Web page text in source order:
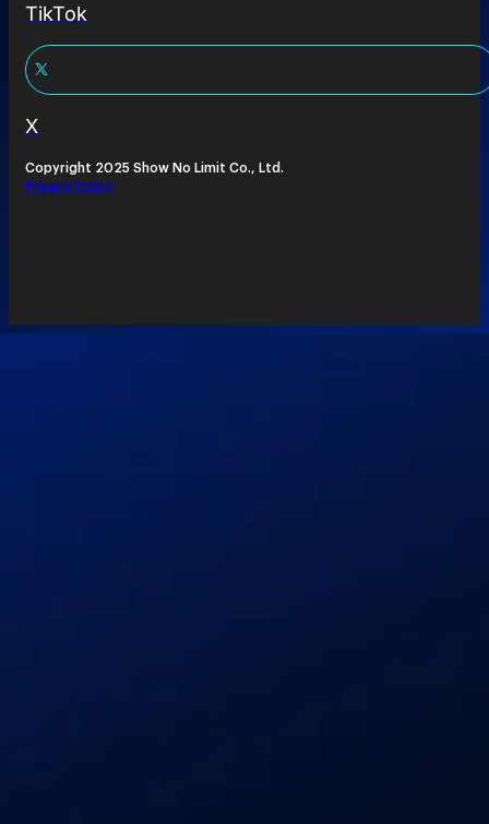
TikTok
X
Copyright 2025 Show No Limit Co., Ltd.
Privacy Policy